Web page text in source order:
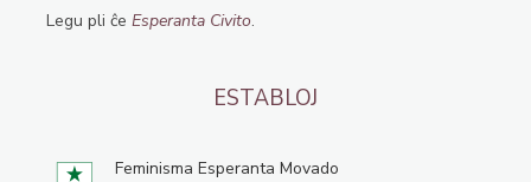
Legu pli ĉe Esperanta Civito.
ESTABLOJ
Feminisma Esperanta Movado